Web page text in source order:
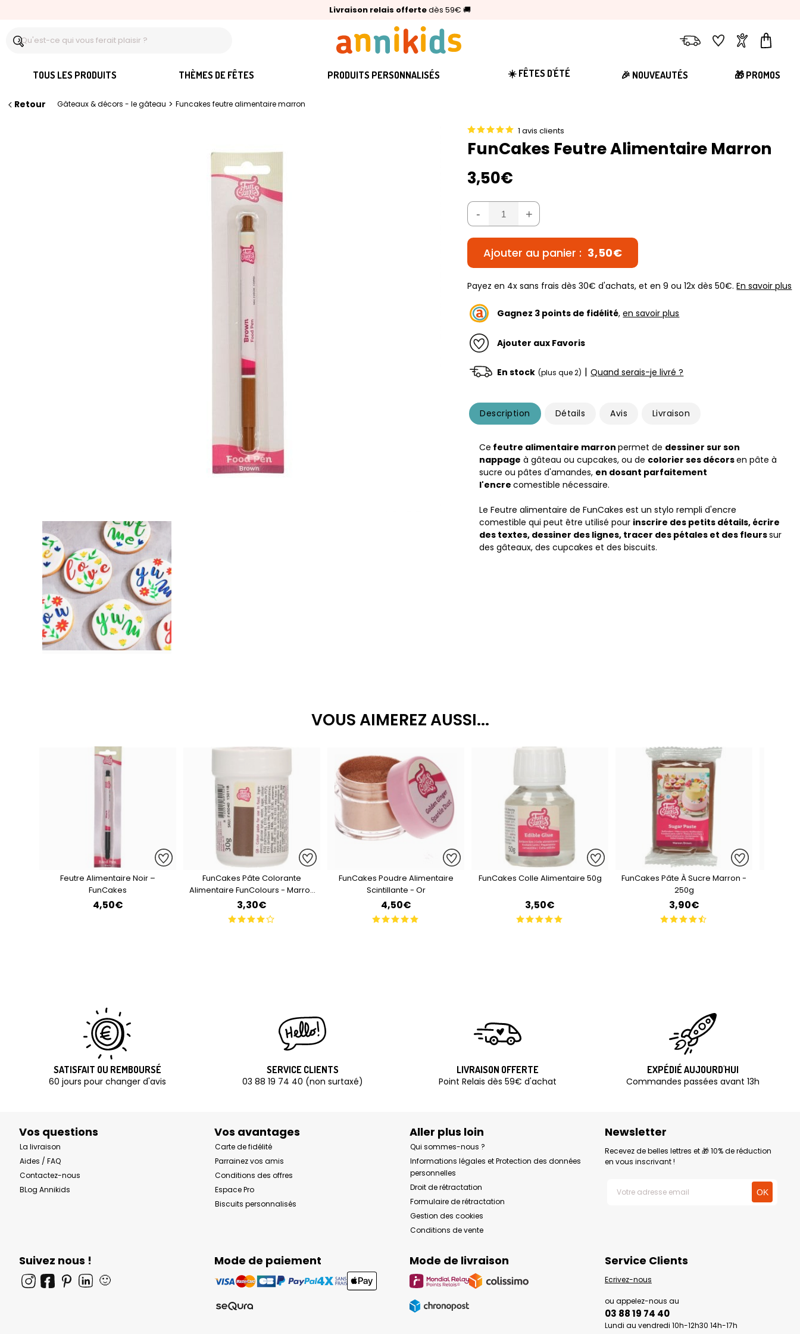
Livraison relais offertedès 59€ 🚚
🥇Palmarès Capital 2025 :Annikids N°1
⭐⭐⭐⭐⭐4,6/5(24 000 avis clients)
LivraisonFavorisComptePanier
TOUS LES PRODUITS THÈMES DE FÊTES PRODUITS PERSONNALISÉS ☀️ FÊTES D'ÉTÉ 🎉 NOUVEAUTÉS 🎁 PROMOS
Retour Gâteaux & décors - le gâteau > Funcakes feutre alimentaire marron
1 avis clients
FunCakes Feutre Alimentaire Marron
3,50€
- +
Ajouter au panier : 3,50€
Payez en 4x sans frais dès 30€ d'achats, et en 9 ou 12x dès 50€.En savoir plus
Gagnez 3 points de fidélité,en savoir plus
Ajouter aux Favoris
En stock (plus que 2) | Quand serais-je livré ?
Description Détails Avis Livraison
Ce feutre alimentaire marronpermet de dessiner sur son
nappage à gâteau ou cupcakes, ou de colorier ses décorsen pâte à
sucre ou pâtes d'amandes, en dosant parfaitement
l'encrecomestible nécessaire.
Le Feutre alimentaire de FunCakes est un stylo rempli d'encre
comestible qui peut être utilisé pour inscrire des petits détails, écrire
des textes, dessiner des lignes, tracer des pétales et des fleurssur
des gâteaux, des cupcakes et des biscuits.
VOUS AIMEREZ AUSSI...
Feutre Alimentaire Noir –
FunCakes
4,50€
FunCakes Pâte Colorante
Alimentaire FunColours - Marron
Foncé
3,30€
FunCakes Poudre Alimentaire
Scintillante - Or
4,50€
FunCakes Colle Alimentaire 50g
3,50€
FunCakes Pâte À Sucre Marron -
250g
3,90€
SATISFAIT OU REMBOURSÉ
60 jours pour changer d'avis
SERVICE CLIENTS
03 88 19 74 40 (non surtaxé)
LIVRAISON OFFERTE
Point Relais dès 59€ d'achat
EXPÉDIÉ AUJOURD'HUI
Commandes passées avant 13h
Vos questions
La livraison
Aides / FAQ
Contactez-nous
BLog Annikids
Vos avantages
Carte de fidélité
Parrainez vos amis
Conditions des offres
Espace Pro
Biscuits personnalisés
Aller plus loin
Qui sommes-nous ?
Informations légales et Protection des données
personnelles
Droit de rétractation
Formulaire de rétractation
Gestion des cookies
Conditions de vente
Newsletter
Recevez de belles lettres et 🎁 10% de réduction
en vous inscrivant !
Suivez nous !
🙂
Mode de paiement Mode de livraison Service Clients
Ecrivez-nous
ou appelez-nous au
03 88 19 74 40
Lundi au vendredi 10h-12h30 14h-17h